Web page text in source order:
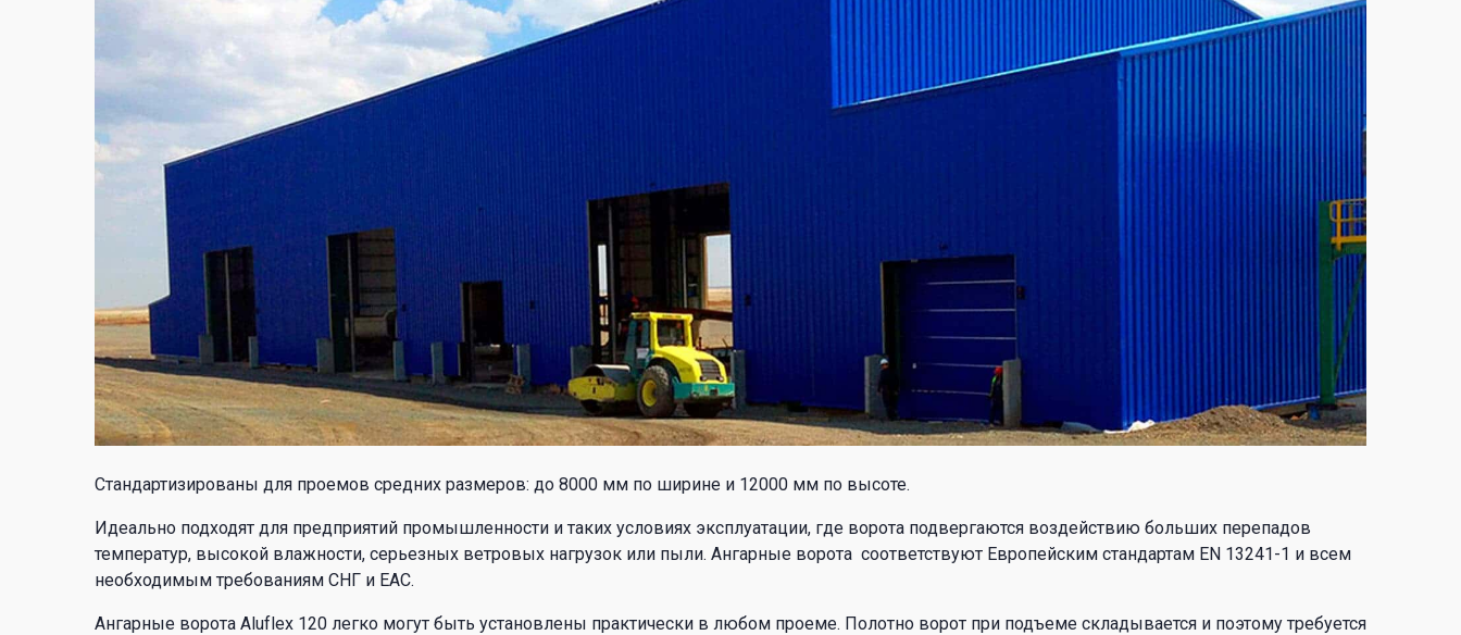
Стандартизированы для проемов средних размеров: до 8000 мм по ширине и 12000 мм по высоте.
Идеально подходят для предприятий промышленности и таких условиях эксплуатации, где ворота подвергаются воздействию больших перепадов
температур, высокой влажности, серьезных ветровых нагрузок или пыли. Ангарные ворота соответствуют Европейским стандартам EN 13241-1 и всем
необходимым требованиям СНГ и ЕАС.
Ангарные ворота Aluflex 120 легко могут быть установлены практически в любом проеме. Полотно ворот при подъеме складывается и поэтому требуется